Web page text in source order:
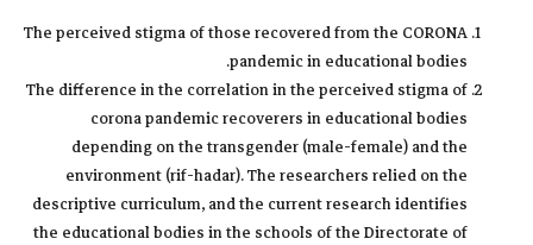
The perceived stigma of those recovered from the CORONA
pandemic in educational bodies.
The difference in the correlation in the perceived stigma of
corona pandemic recoverers in educational bodies
depending on the transgender (male-female) and the
environment (rif-hadar). The researchers relied on the
descriptive curriculum, and the current research identifies
the educational bodies in the schools of the Directorate of